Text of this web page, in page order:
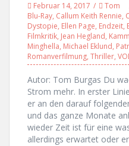
Februar 14, 2017 Tom
Blu-Ray, Callum Keith Rennie,
Dystopie, Ellen Page, Endzeit,
Filmkritik, Jean Hegland,
Minghella, Michael Eklund,
Romanverfilmung, Thriller,
Autor: Tom Burgas Du
Strom mehr. In erster
er an den darauf
und das ganze Monate
wieder Zeit ist für eine
allerdings erwartet oder